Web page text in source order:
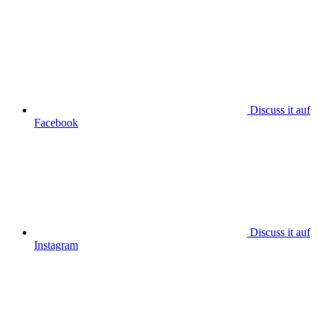
Discuss it auf
Facebook
Discuss it auf
Instagram